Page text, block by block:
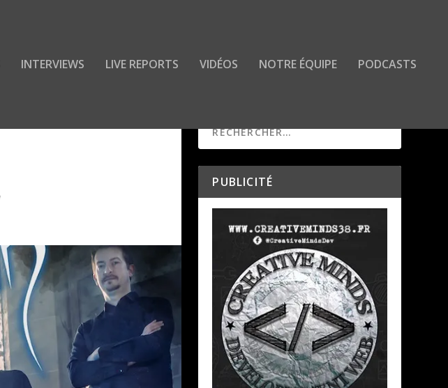
INTERVIEWS LIVE REPORTS VIDÉOS NOTRE ÉQUIPE PODCASTS
PUBLICITÉ